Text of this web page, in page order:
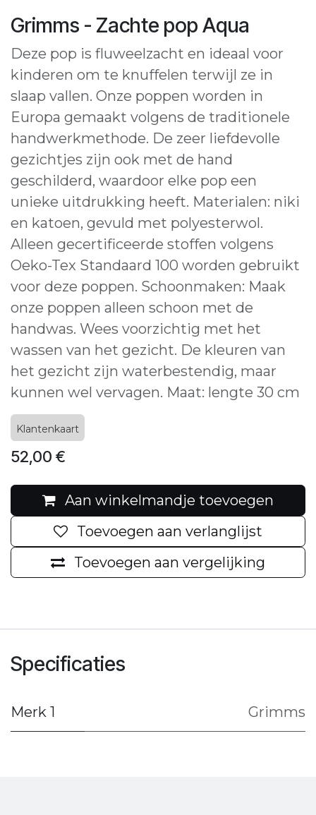
Grimms - Zachte pop Aqua
Deze pop is fluweelzacht en ideaal voor
kinderen om te knuffelen terwijl ze in
slaap vallen. Onze poppen worden in
Europa gemaakt volgens de traditionele
handwerkmethode. De zeer liefdevolle
gezichtjes zijn ook met de hand
geschilderd, waardoor elke pop een
unieke uitdrukking heeft. Materialen: niki
en katoen, gevuld met polyesterwol.
Alleen gecertificeerde stoffen volgens
Oeko-Tex Standaard 100 worden gebruikt
voor deze poppen. Schoonmaken: Maak
onze poppen alleen schoon met de
handwas. Wees voorzichtig met het
wassen van het gezicht. De kleuren van
het gezicht zijn waterbestendig, maar
kunnen wel vervagen. Maat: lengte 30 cm
Klantenkaart
52,00 €
Aan winkelmandje toevoegen
Toevoegen aan vergelijking
Toevoegen aan verlanglijst
Specificaties
Merk 1 Grimms